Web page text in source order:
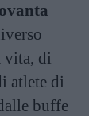
vita, di
atlete di
buffe